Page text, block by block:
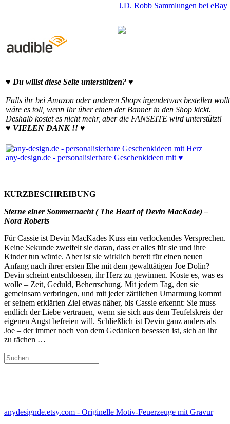
J.D. Robb Sammlungen bei eBay
♥ Du willst diese Seite unterstützen? ♥
Falls ihr bei Amazon oder anderen Shops irgendetwas bestellen
wäre es toll, wenn Ihr über einen der Banner in den Shop kickt.
Deshalb kostet es nicht mehr, aber die FANSEITE wird unterstützt!
♥ VIELEN DANK !! ♥
any-design.de - personalisierbare Geschenkideen mit ♥
KURZBESCHREIBUNG
Sterne einer Sommernacht ( The Heart of Devin MacKade) –
Nora Roberts
Für Cassie ist Devin MacKades Kuss ein verlockendes Versprechen.
Keine Sekunde zweifelt sie daran, dass er alles für sie und ihre
Kinder tun würde. Aber ist sie wirklich bereit für einen neuen
Anfang nach ihrer ersten Ehe mit dem gewalttätigen Joe Dolin?
Devin scheint entschlossen, ihr Herz zu gewinnen. Koste es, was es
wolle – Zeit, Geduld, Beherrschung. Mit jedem Tag, den sie
gemeinsam verbringen, und mit jeder zärtlichen Umarmung kommt
er seinem erklärten Ziel etwas näher, bis Cassie erkennt: Sie muss
endlich der Liebe vertrauen, wenn sie sich aus dem Teufelskreis der
eigenen Angst befreien will. Schließlich ist Devin ganz anders als
Joe – der immer noch von dem Gedanken besessen ist, sich an ihr
zu rächen …
anydesignde.etsy.com - Originelle Motiv-Feuerzeuge mit Gravur